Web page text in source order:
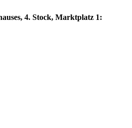
4. Stock, Marktplatz 1: